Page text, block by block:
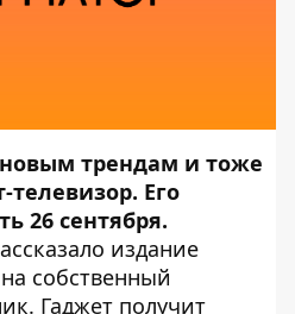
трендам и тоже
телевизор. Его
26 сентября.
издание
собственный
Гаджет получит